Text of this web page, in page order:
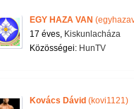
EGY HAZA VAN
17 éves, Kiskunlacháza
Közösségei: HunTV
Kovács Dávid (kovi1121)